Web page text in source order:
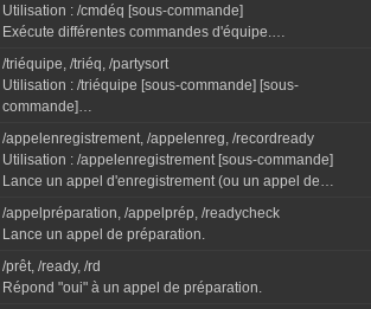
Utilisation : /cmdéq [sous-commande]
Exécute différentes commandes d'équipe.
* En équipe inter-Monde, permet uniquement d'ouvrir la
fenêtre Réseau social (Équipiers) ou d'...
/triéquipe, /triéq, /partysort
Utilisation : /triéquipe [sous-commande] [sous-
commande]
>> Sous-commandes :
[numéro d'équipier (1 à 8)] Intervertit la...
/appelenregistrement, /appelenreg, /recordready
Utilisation : /appelenregistrement [sous-commande]
Lance un appel d'enregistrement (ou un appel de
préparation à partir de la seconde fois), puis un c...
/appelpréparation, /appelprép, /readycheck
Lance un appel de préparation.
/prêt, /ready, /rd
Répond "oui" à un appel de préparation.